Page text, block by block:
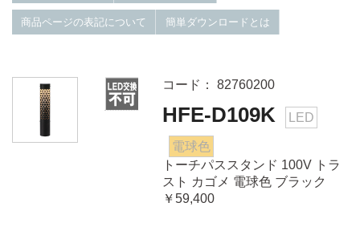
商品ページの表記について 簡単ダウンロードとは
コード： 82760200
HFE-D109K LED
電球色
トーチパススタンド 100V トラ
スト カゴメ 電球色 ブラック
￥59,400